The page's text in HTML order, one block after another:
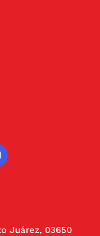
Juárez, 03650